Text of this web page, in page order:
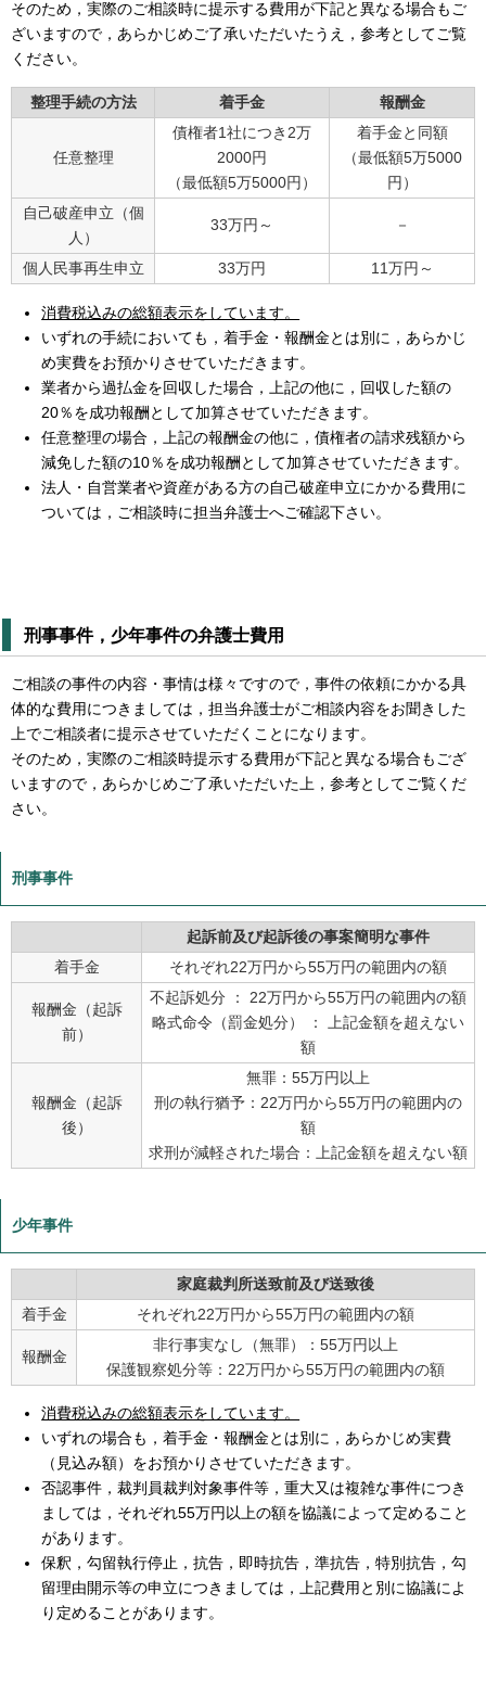
そのため，実際のご相談時に提示する費用が下記と異なる場合もご
ざいますので，あらかじめご了承いただいたうえ，参考としてご覧
ください。
整理手続の方法 着手金 報酬金
任意整理
債権者1社につき2万
2000円
（最低額5万5000円）
着手金と同額
（最低額5万5000
円）
自己破産申立（個
人）
33万円～ －
個人民事再生申立 33万円 11万円～
消費税込みの総額表示をしています。
いずれの手続においても，着手金・報酬金とは別に，あらかじ
め実費をお預かりさせていただきます。
業者から過払金を回収した場合，上記の他に，回収した額の
20％を成功報酬として加算させていただきます。
任意整理の場合，上記の報酬金の他に，債権者の請求残額から
減免した額の10％を成功報酬として加算させていただきます。
法人・自営業者や資産がある方の自己破産申立にかかる費用に
ついては，ご相談時に担当弁護士へご確認下さい。
刑事事件，少年事件の弁護士費用
ご相談の事件の内容・事情は様々ですので，事件の依頼にかかる具
体的な費用につきましては，担当弁護士がご相談内容をお聞きした
上でご相談者に提示させていただくことになります。
そのため，実際のご相談時提示する費用が下記と異なる場合もござ
いますので，あらかじめご了承いただいた上，参考としてご覧くだ
さい。
刑事事件
起訴前及び起訴後の事案簡明な事件
着手金
それぞれ22万円から55万円の範囲内の額
報酬金（起訴
前）
不起訴処分 ： 22万円から55万円の範囲内の額
略式命令（罰金処分） ： 上記金額を超えない
額
報酬金（起訴
後）
無罪：55万円以上
刑の執行猶予：22万円から55万円の範囲内の
額
求刑が減軽された場合：上記金額を超えない額
少年事件
家庭裁判所送致前及び送致後
着手金
それぞれ22万円から55万円の範囲内の額
報酬金
非行事実なし（無罪）：55万円以上
保護観察処分等：22万円から55万円の範囲内の額
消費税込みの総額表示をしています。
いずれの場合も，着手金・報酬金とは別に，あらかじめ実費
（見込み額）をお預かりさせていただきます。
否認事件，裁判員裁判対象事件等，重大又は複雑な事件につき
ましては，それぞれ55万円以上の額を協議によって定めること
があります。
保釈，勾留執行停止，抗告，即時抗告，準抗告，特別抗告，勾
留理由開示等の申立につきましては，上記費用と別に協議によ
り定めることがあります。